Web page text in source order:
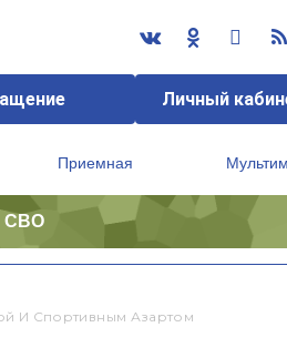
Личный
Приемная
СВО
И Спортивным Азартом